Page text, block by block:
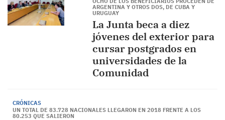
ARGENTINA Y OTROS DOS, DE CUBA Y
URUGUAY
La Junta beca a diez
jóvenes del exterior para
cursar postgrados en
universidades de la
Comunidad
CRÓNICAS
UN TOTAL DE 83.728 NACIONALES LLEGARON EN 2018 FRENTE A LOS
80.253 QUE SALIERON